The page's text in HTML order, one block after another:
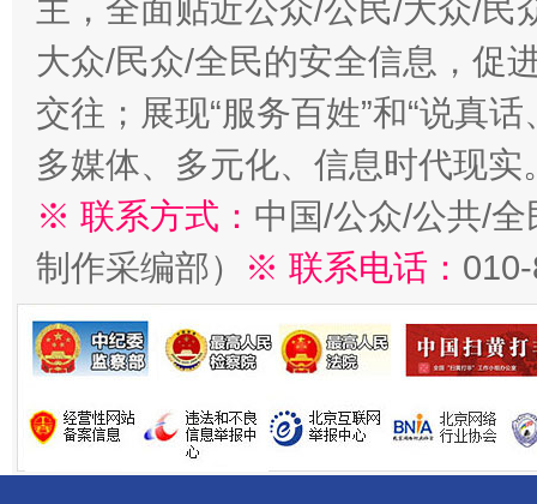
主，全面贴近公众/公民/大众/民
大众/民众/全民的安全信息，促
交往；展现“服务百姓”和“说真
多媒体、多元化、信息时代现实
※ 联系方式： 中国/公众/公共/
制作采编部）
※ 联系电话：